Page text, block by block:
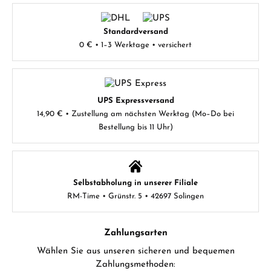
Standardversand
0 € • 1–3 Werktage • versichert
UPS Expressversand
14,90 € • Zustellung am nächsten Werktag (Mo–Do bei
Bestellung bis 11 Uhr)
Selbstabholung in unserer Filiale
RM-Time • Grünstr. 5 • 42697 Solingen
Zahlungsarten
Wählen Sie aus unseren sicheren und bequemen
Zahlungsmethoden: